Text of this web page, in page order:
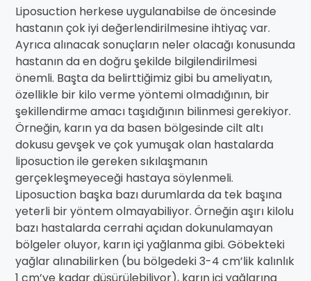
Liposuction herkese uygulanabilse de öncesinde
hastanın çok iyi değerlendirilmesine ihtiyaç var.
Ayrıca alınacak sonuçların neler olacağı konusunda
hastanın da en doğru şekilde bilgilendirilmesi
önemli. Başta da belirttiğimiz gibi bu ameliyatın,
özellikle bir kilo verme yöntemi olmadığının, bir
şekillendirme amacı taşıdığının bilinmesi gerekiyor.
Örneğin, karın ya da basen bölgesinde cilt altı
dokusu gevşek ve çok yumuşak olan hastalarda
liposuction ile gereken sıkılaşmanın
gerçekleşmeyeceği hastaya söylenmeli.
Liposuction başka bazı durumlarda da tek başına
yeterli bir yöntem olmayabiliyor. Örneğin aşırı kilolu
bazı hastalarda cerrahi açıdan dokunulamayan
bölgeler oluyor, karın içi yağlanma gibi. Göbekteki
yağlar alınabilirken (bu bölgedeki 3-4 cm’lik kalınlık